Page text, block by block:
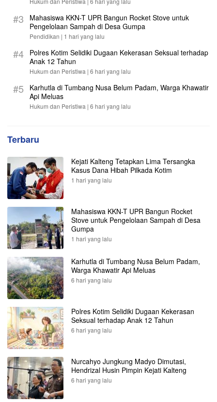
#3
Mahasiswa KKN-T UPR Bangun Rocket Stove untuk
Pengelolaan Sampah di Desa Gumpa
Pendidikan | 1 hari yang lalu
#4
Polres Kotim Selidiki Dugaan Kekerasan Seksual terhadap
Anak 12 Tahun
Hukum dan Peristiwa | 6 hari yang lalu
#5
Karhutla di Tumbang Nusa Belum Padam, Warga Khawatir
Api Meluas
Hukum dan Peristiwa | 6 hari yang lalu
Terbaru
Kejati Kalteng Tetapkan Lima Tersangka
Kasus Dana Hibah Pilkada Kotim
1 hari yang lalu
Mahasiswa KKN-T UPR Bangun Rocket
Stove untuk Pengelolaan Sampah di Desa
Gumpa
1 hari yang lalu
Karhutla di Tumbang Nusa Belum Padam,
Warga Khawatir Api Meluas
6 hari yang lalu
Polres Kotim Selidiki Dugaan Kekerasan
Seksual terhadap Anak 12 Tahun
6 hari yang lalu
Nurcahyo Jungkung Madyo Dimutasi,
Hendrizal Husin Pimpin Kejati Kalteng
6 hari yang lalu